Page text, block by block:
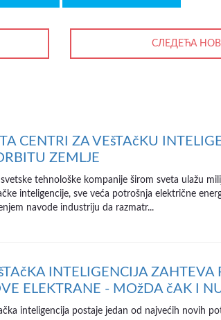
СЛЕДЕЋА
CENTRI ZA VEšTAčKU
ZEMLJE
tehnološke kompanije širom sveta ulažu
inteligencije, sve veća potrošnja električne
navode industriju da razmatr...
INTELIGENCIJA ZAHTEVA
ELEKTRANE - MOžDA čAK I
inteligencija postaje jedan od najvećih novih